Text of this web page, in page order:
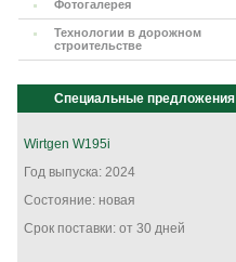
Фотогалерея
Технологии в дорожном
строительстве
Специальные предложения
Wirtgen W195i
Год выпуска: 2024
Состояние: новая
Срок поставки: от 30 дней